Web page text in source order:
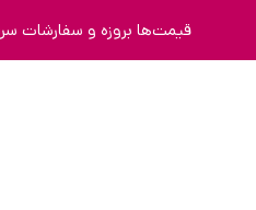
قیمت‌ها بروزه و سفارشات سریعا